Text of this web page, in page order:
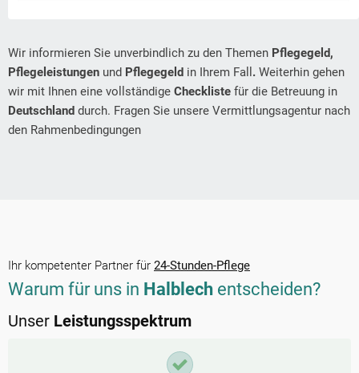
Wir informieren Sie unverbindlich zu den Themen Pflegegeld,
Pflegeleistungen und Pflegegeld in Ihrem Fall . Weiterhin gehen
wir mit Ihnen eine vollständige Checkliste für die Betreuung in
Deutschland durch. Fragen Sie unsere Vermittlungsagentur nach
den Rahmenbedingungen
Ihr kompetenter Partner für 24-Stunden-Pflege
Warum für uns in Halblech entscheiden?
Unser Leistungsspektrum